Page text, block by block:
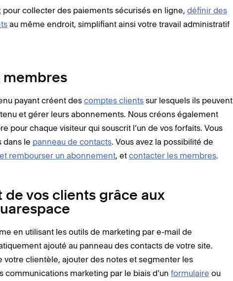
pour collecter des paiements sécurisés en ligne, définir des
au même endroit, simplifiant ainsi votre travail administratif
membres
payant créent des comptes clients sur lesquels ils peuvent
et gérer leurs abonnements. Nous créons également
pour chaque visiteur qui souscrit l’un de vos forfaits. Vous
dans le panneau de contacts. Vous avez la possibilité de
rembourser un abonnement, et contacter les membres.
de vos clients grâce aux
en utilisant les outils de marketing par e-mail de
ajouté au panneau des contacts de votre site.
votre clientèle, ajouter des notes et segmenter les
marketing par le biais d’un formulaire ou